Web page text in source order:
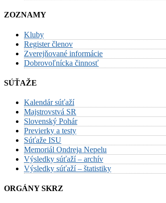
ZOZNAMY
Kluby
Register členov
Zverejňované informácie
Dobrovoľnícka činnosť
SÚŤAŽE
Kalendár súťaží
Majstrovstvá SR
Slovenský Pohár
Previerky a testy
Súťaže ISU
Memoriál Ondreja Nepelu
Výsledky súťaží – archív
Výsledky súťaží – štatistiky
ORGÁNY SKRZ